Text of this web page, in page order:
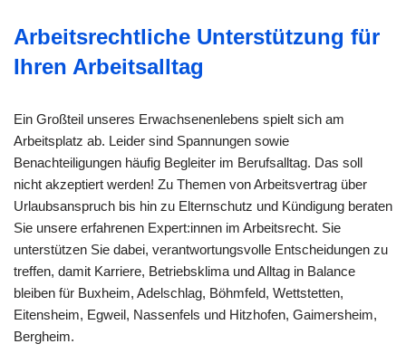
Arbeitsrechtliche Unterstützung für
Ihren Arbeitsalltag
Ein Großteil unseres Erwachsenenlebens spielt sich am
Arbeitsplatz ab. Leider sind Spannungen sowie
Benachteiligungen häufig Begleiter im Berufsalltag. Das soll
nicht akzeptiert werden! Zu Themen von Arbeitsvertrag über
Urlaubsanspruch bis hin zu Elternschutz und Kündigung beraten
Sie unsere erfahrenen Expert:innen im Arbeitsrecht. Sie
unterstützen Sie dabei, verantwortungsvolle Entscheidungen zu
treffen, damit Karriere, Betriebsklima und Alltag in Balance
bleiben für Buxheim, Adelschlag, Böhmfeld, Wettstetten,
Eitensheim, Egweil, Nassenfels und Hitzhofen, Gaimersheim,
Bergheim.